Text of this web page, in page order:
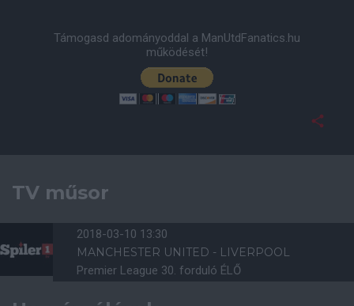
Támogasd adományoddal a ManUtdFanatics.hu
működését!
TV műsor
2018-03-10 13:30
MANCHESTER UNITED - LIVERPOOL
Premier League 30. forduló ÉLŐ